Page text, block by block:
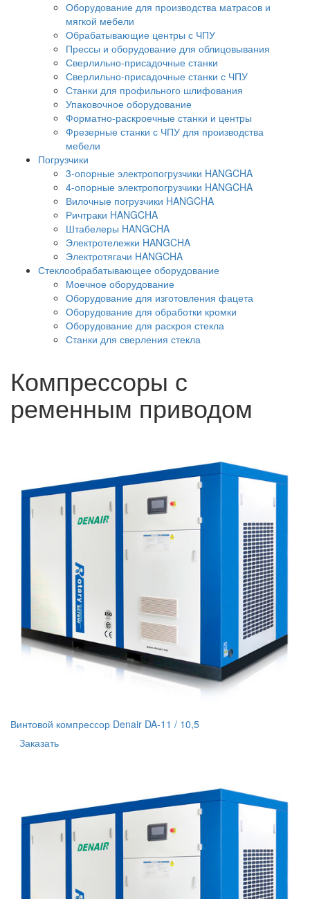
Оборудование для производства матрасов и
мягкой мебели
Обрабатывающие центры с ЧПУ
Прессы и оборудование для облицовывания
Сверлильно-присадочные станки
Сверлильно-присадочные станки с ЧПУ
Станки для профильного шлифования
Упаковочное оборудование
Форматно-раскроечные станки и центры
Фрезерные станки с ЧПУ для производства
мебели
Погрузчики
3-опорные электропогрузчики HANGCHA
4-опорные электропогрузчики HANGCHA
Вилочные погрузчики HANGCHA
Ричтраки HANGCHA
Штабелеры HANGCHA
Электротележки HANGCHA
Электротягачи HANGCHA
Стеклообрабатывающее оборудование
Моечное оборудование
Оборудование для изготовления фацета
Оборудование для обработки кромки
Оборудование для раскроя стекла
Станки для сверления стекла
Компрессоры с
ременным приводом
Винтовой компрессор Denair DA-11 / 10,5
Заказать